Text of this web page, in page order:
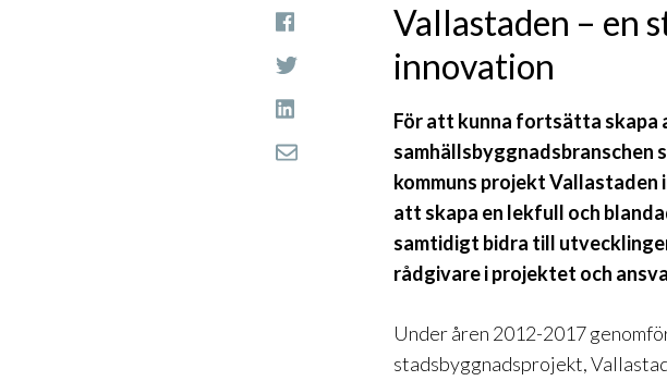
Vallastaden – en
innovation
För att kunna fortsätta
samhällsbyggnadsbranschen
kommuns projekt Vallastaden
att skapa en lekfull och
samtidigt bidra till
rådgivare i projektet och
Under åren 2012-2017
stadsbyggnadsprojekt,